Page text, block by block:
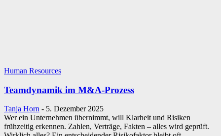
Human Resources
Teamdynamik im M&A-Prozess
Tanja Horn - 5. Dezember 2025
Wer ein Unternehmen übernimmt, will Klarheit und Risiken
frühzeitig erkennen. Zahlen, Verträge, Fakten – alles wird geprüft.